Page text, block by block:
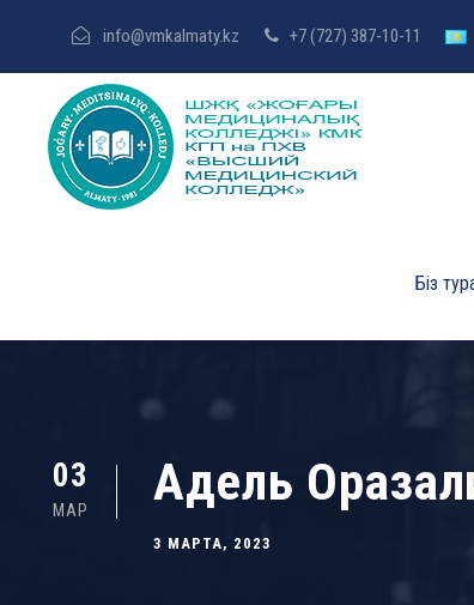
info@vmkalmaty.kz +7 (727) 387-10-11
Біз
03
МАР Адель
3 МАРТА, 2023